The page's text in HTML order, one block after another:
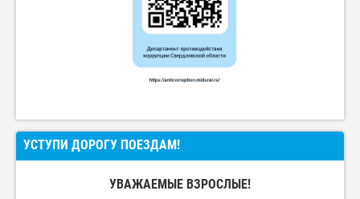
УСТУПИ ДОРОГУ ПОЕЗДАМ!
УВАЖАЕМЫЕ ВЗРОСЛЫЕ!